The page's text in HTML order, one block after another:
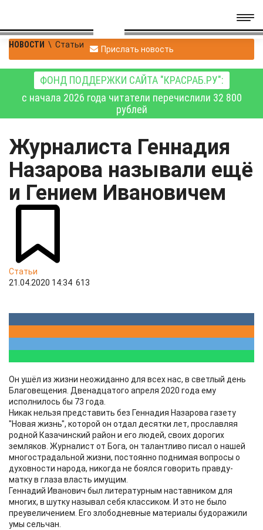
НОВОСТИ \ Статьи Прислать новость
ФОНД ПОДДЕРЖКИ САЙТА "КРАСРАБ.РУ":
с начала 2026 года читатели перечислили 32 800
рублей
Журналиста Геннадия
Назарова называли ещё
и Гением Ивановичем
Статьи
21.04.2020 14:34 613
Он ушёл из жизни неожиданно для всех нас, в светлый день
Благовещения. Двенадцатого апреля 2020 года ему
исполнилось бы 73 года.
Никак нельзя представить без Геннадия Назарова газету
"Новая жизнь", которой он отдал десятки лет, прославляя
родной Казачинский район и его людей, своих дорогих
земляков. Журналист от Бога, он талантливо писал о нашей
многострадальной жизни, постоянно поднимая вопросы о
духовности народа, никогда не боялся говорить правду-
матку в глаза власть имущим.
Геннадий Иванович был литературным наставником для
многих, в шутку называл себя классиком. И это не было
преувеличением. Его злободневные материалы будоражили
умы сельчан.